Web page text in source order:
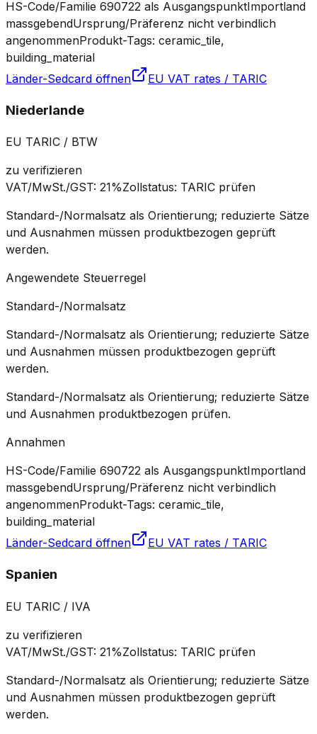
HS-Code/Familie 690722 als AusgangspunktImportland
massgebendUrsprung/Präferenz nicht verbindlich
angenommenProdukt-Tags: ceramic_tile,
building_material
Länder-Sedcard öffnen
EU VAT rates / TARIC
Niederlande
EU TARIC / BTW
zu verifizieren
VAT/MwSt./GST: 21%Zollstatus: TARIC prüfen
Standard-/Normalsatz als Orientierung; reduzierte Sätze
und Ausnahmen müssen produktbezogen geprüft
werden.
Angewendete Steuerregel
Standard-/Normalsatz
Standard-/Normalsatz als Orientierung; reduzierte Sätze
und Ausnahmen müssen produktbezogen geprüft
werden.
Standard-/Normalsatz als Orientierung; reduzierte Sätze
und Ausnahmen produktbezogen prüfen.
Annahmen
HS-Code/Familie 690722 als AusgangspunktImportland
massgebendUrsprung/Präferenz nicht verbindlich
angenommenProdukt-Tags: ceramic_tile,
building_material
Länder-Sedcard öffnen
EU VAT rates / TARIC
Spanien
EU TARIC / IVA
zu verifizieren
VAT/MwSt./GST: 21%Zollstatus: TARIC prüfen
Standard-/Normalsatz als Orientierung; reduzierte Sätze
und Ausnahmen müssen produktbezogen geprüft
werden.